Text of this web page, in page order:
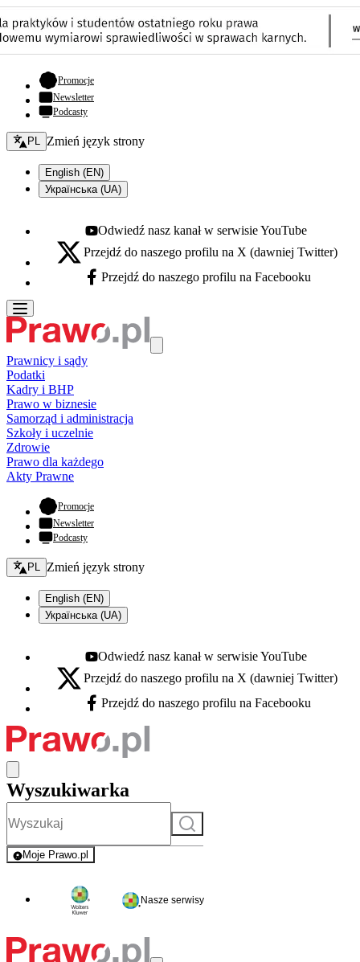
Promocje- otwiera się w nowej karcie
Newsletter
Podcasty
Zmień język - bieżący:
PL Zmień język strony
English (EN)
Українська (UA)
Youtube - otwiera się w nowej karcie
Odwiedź nasz kanał w serwisie YouTube
X - otwiera się w nowej karcie
Przejdź do naszego profilu na X (dawniej Twitter)
Facebook - otwiera się w nowej karcie
Przejdź do naszego profilu na Facebooku
Prawnicy i sądy
Podatki
Kadry i BHP
Prawo w biznesie
Samorząd i administracja
Szkoły i uczelnie
Zdrowie
Prawo dla każdego
Akty Prawne
Promocje- otwiera się w nowej karcie
Newsletter
Podcasty
Zmień język - bieżący:
PL Zmień język strony
English (EN)
Українська (UA)
Youtube - otwiera się w nowej karcie
Odwiedź nasz kanał w serwisie YouTube
X - otwiera się w nowej karcie
Przejdź do naszego profilu na X (dawniej Twitter)
Facebook - otwiera się w nowej karcie
Przejdź do naszego profilu na Facebooku
Wyszukiwarka
Szukaj
Moje Prawo.pl
- rejestracja i logowanie do serwisu
Nasze serwisy